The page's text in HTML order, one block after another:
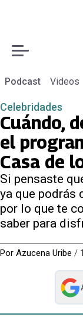
Podcast Videos
Celebridades
Cuándo,
el
Casa de
Si pensaste
ya que podrás
por lo que te
saber para
Por Azucena Uribe /
abre